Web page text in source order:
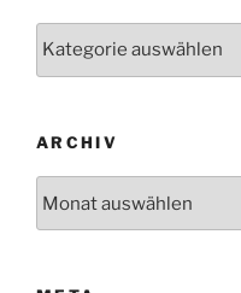
ARCHIV